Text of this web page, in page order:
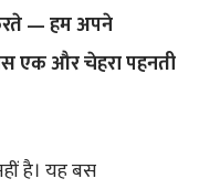
— हम अपने
एक और चेहरा पहनती
है। यह बस